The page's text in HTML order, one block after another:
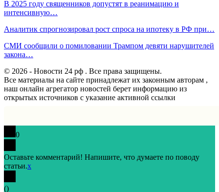
В 2025 году священников допустят в реанимацию и
интенсивную…
Аналитик спрогнозировал рост спроса на ипотеку в РФ при…
СМИ сообщили о помиловании Трампом девяти нарушителей
закона…
© 2026 - Новости 24 рф . Все права защищены.
Все материалы на сайте принадлежат их законным авторам ,
наш онлайн агрегатор новостей берет информацию из
открытых источников с указание активной ссылки
0
Оставьте комментарий! Напишите, что думаете по поводу
статьи.x
()